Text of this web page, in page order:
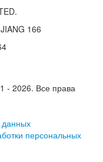
166
- 2026. Все права
данных
персональных